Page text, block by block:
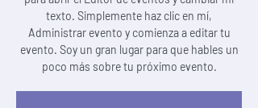
texto. Simplemente haz clic en mí,
Administrar evento y comienza a editar tu
evento. Soy un gran lugar para que hables un
poco más sobre tu próximo evento.